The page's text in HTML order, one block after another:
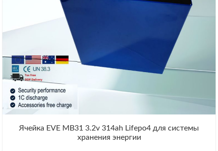
Ячейка EVE MB31 3.2v 314ah Lifepo4 для системы
хранения энергии